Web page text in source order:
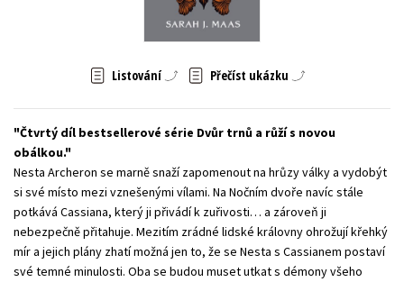
Zahraniční literatura
Všechny tituly
Listování Přečíst ukázku
Čtvrtý díl bestsellerové série Dvůr trnů a růží s novou
obálkou.
Nesta Archeron se marně snaží zapomenout na hrůzy války a vydobýt
si své místo mezi vznešenými vílami. Na Nočním dvoře navíc stále
potkává Cassiana, který ji přivádí k zuřivosti… a zároveň ji
nebezpečně přitahuje. Mezitím zrádné lidské královny ohrožují křehký
mír a jejich plány zhatí možná jen to, že se Nesta s Cassianem postaví
své temné minulosti. Oba se budou muset utkat s démony všeho